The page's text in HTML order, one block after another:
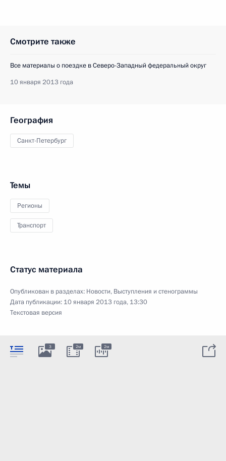
Смотрите также
Все материалы о поездке в Северо-Западный федеральный округ
10 января 2013 года
География
Санкт-Петербург
Темы
Регионы
Транспорт
Статус материала
Опубликован в разделах: Новости, Выступления и стенограммы
Дата публикации: 10 января 2013 года, 13:30
Текстовая версия
3 2м 2м